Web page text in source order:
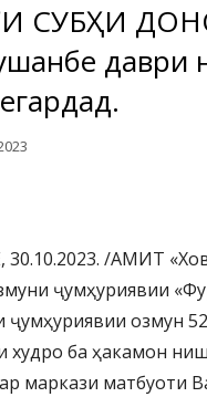
СУБҲИ
даври
/АМИТ
ҷумҳуриявии
ҷумҳуриявии озмун
худро ба ҳакамон
маркази матбуоти